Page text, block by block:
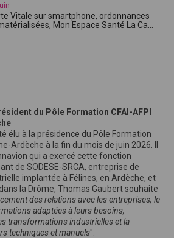
Vitale sur smartphone, ordonnances
Mon Espace Santé La Ca...
du Pôle Formation CFAI-AFPI
élu à la présidence du Pôle Formation
Ardèche à la fin du mois de juin 2026. Il
qui a exercé cette fonction
de SODESE-SRCA, entreprise de
implantée à Félines, en Ardèche, et
la Drôme, Thomas Gaubert souhaite
des relations avec les entreprises, le
adaptées à leurs besoins,
transformations industrielles et la
techniques et manuels".